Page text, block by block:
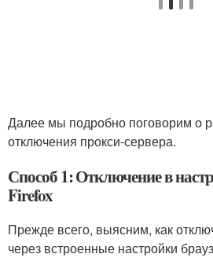
Далее мы подробно поговорим о
отключения прокси-сервера.
Способ 1: Отключение в
Firefox
Прежде всего, выясним, как
через встроенные настройки